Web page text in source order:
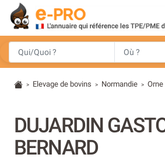
> Elevage de bovins > Normandie > Orne
DUJARDIN
BERNARD